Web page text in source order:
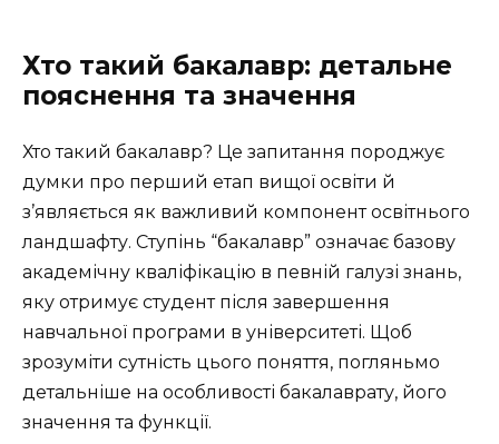
Хто такий бакалавр: детальне
пояснення та значення
Хто такий бакалавр? Це запитання породжує
думки про перший етап вищої освіти й
з’являється як важливий компонент освітнього
ландшафту. Ступінь “бакалавр” означає базову
академічну кваліфікацію в певній галузі знань,
яку отримує студент після завершення
навчальної програми в університеті. Щоб
зрозуміти сутність цього поняття, погляньмо
детальніше на особливості бакалаврату, його
значення та функції.